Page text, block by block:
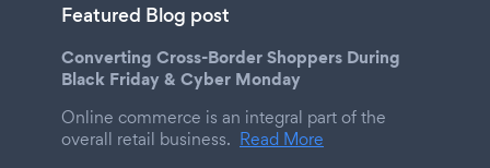
Featured Blog post
Converting Cross-Border Shoppers During
Black Friday & Cyber Monday
Online commerce is an integral part of the
overall retail business. Read More